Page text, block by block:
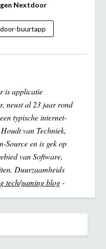
Nextdoor
buurtapp
is applicatie
neust al 23 jaar rond
typische internet-
van Techniek,
Source en is gek op
van Software,
Duurzaamheids
tech/gaming blog-